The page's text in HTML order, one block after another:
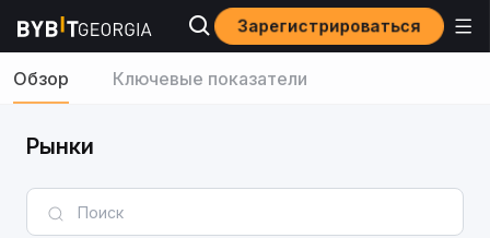
Зарегистрироваться
Обзор Ключевые показатели
Рынки